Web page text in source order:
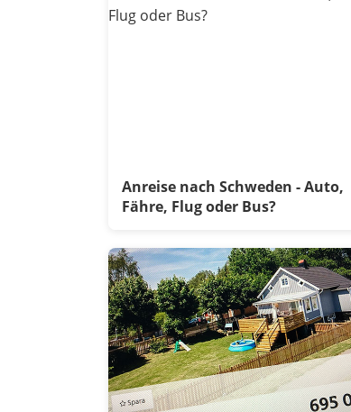
Anreise nach Schweden - Auto,
Fähre, Flug oder Bus?